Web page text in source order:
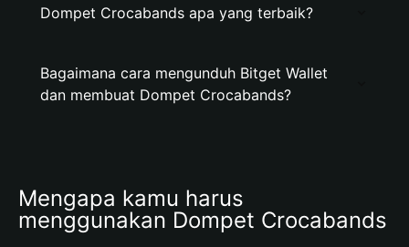
Dompet Crocabands apa yang terbaik?
Bagaimana cara mengunduh Bitget Wallet
dan membuat Dompet Crocabands?
Mengapa kamu harus
menggunakan Dompet Crocabands